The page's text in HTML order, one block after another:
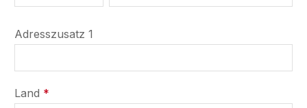
Adresszusatz 1
Land *